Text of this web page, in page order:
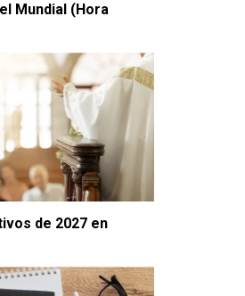
Mundial (Hora
de 2027 en